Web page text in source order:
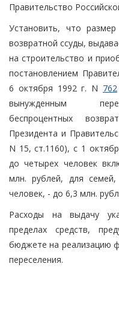
Правительство
Установить, что
возвратной ссуды,
на строительство и
постановлением
6 октября 1992 г. N 762
вынужденным
беспроцентных
Президента и
N 15, ст.1160), с 1
до четырех человек
млн. рублей, для
человек, - до 6,3 млн.
Расходы на выдачу
пределах средств,
бюджете на реализацию
переселения.